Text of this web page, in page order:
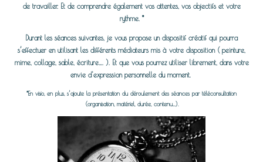
de travailler. Et de comprendre également vos attentes, vos objectifs et votre
rythme. *
Durant les séances suivantes, je vous propose un dispositif créatif qui pourra
s’effectuer en utilisant les différents médiateurs mis à votre disposition ( peinture,
mime, collage, sable, écriture…. ). Et que vous pourrez utiliser librement, dans votre
envie d'expression personnelle du moment.
*En visio, en plus, s’ajoute la présentation du déroulement des séances par téléconsultation
(organisation, matériel, durée, contenu…).